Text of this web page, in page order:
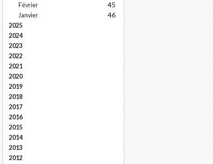
Février 45
Janvier 46
2025
2024
2023
2022
2021
2020
2019
2018
2017
2016
2015
2014
2013
2012